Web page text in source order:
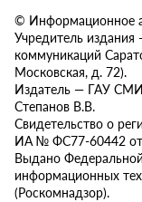
© Информационное
Учредитель
коммуникаций
Московская, д. 72).
Издатель — ГАУ СМИ
Степанов В.В.
Свидетельство о
ИА № ФС77-60442 от
Выдано
информационных
(Роскомнадзор).